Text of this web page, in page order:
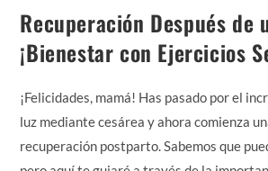
Recuperación Después de
¡Bienestar con Ejercicios
¡Felicidades, mamá! Has pasado por el
luz mediante cesárea y ahora comienza
recuperación postparto. Sabemos que